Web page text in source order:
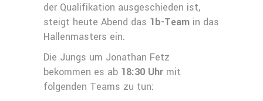
der Qualifikation ausgeschieden ist,
steigt heute Abend das 1b-Team in das
Hallenmasters ein.
Die Jungs um Jonathan Fetz
bekommen es ab 18:30 Uhr mit
folgenden Teams zu tun: